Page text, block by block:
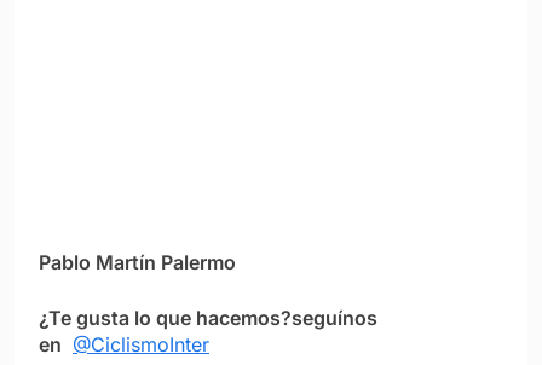
Pablo Martín Palermo
¿Te gusta lo que hacemos?seguínos
en @CiclismoInter